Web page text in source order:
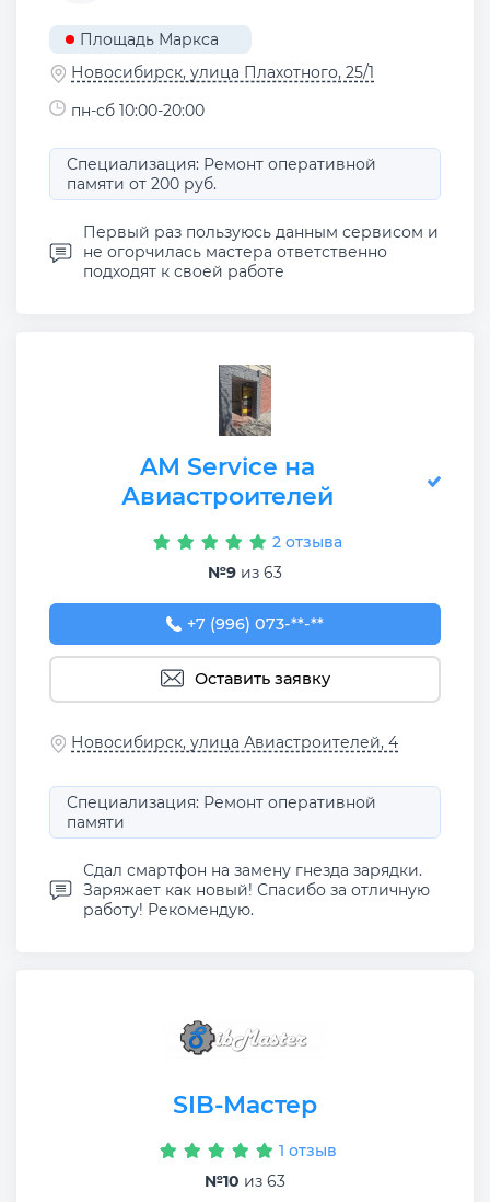
Площадь Маркса
Новосибирск, улица Плахотного, 25/1
пн-сб 10:00-20:00
Специализация: Ремонт оперативной
памяти от 200 руб.
Первый раз пользуюсь данным сервисом и
не огорчилась мастера ответственно
подходят к своей работе
AM Service на
Авиастроителей
2 отзыва
№9 из 63
+7 (996) 073-00-25
+7 (996) 073-**-**
Оставить заявку
Новосибирск, улица Авиастроителей, 4
Специализация: Ремонт оперативной
памяти
Сдал смартфон на замену гнезда зарядки.
Заряжает как новый! Спасибо за отличную
работу! Рекомендую.
SIB-Мастер
1 отзыв
№10 из 63